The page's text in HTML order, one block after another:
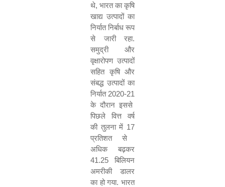
थे, भारत का कृषि
खाद्य उत्पादों का
निर्यात निर्बाध रूप
से जारी रहा.
समुद्री और
वृक्षारोपण उत्पादों
सहित कृषि और
संबद्ध उत्पादों का
निर्यात 2020-21
के दौरान इससे
पिछले वित्त वर्ष
की तुलना में 17
प्रतिशत से
अधिक बढ़कर
41.25 बिलियन
अमरीकी डालर
का हो गया.भारत